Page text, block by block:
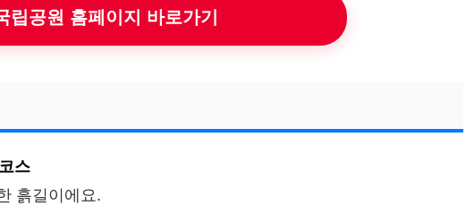
립공원 홈페이지 바로가기
스
흙길이에요.